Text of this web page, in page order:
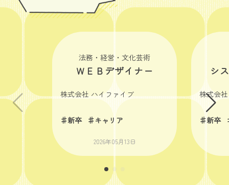
法務・経営・文化芸術
ＷＥＢデザイナー
株式会社 ハイファイブ
♯新卒 ♯キャリア
2026年05月13日
シ
株式会
♯新卒